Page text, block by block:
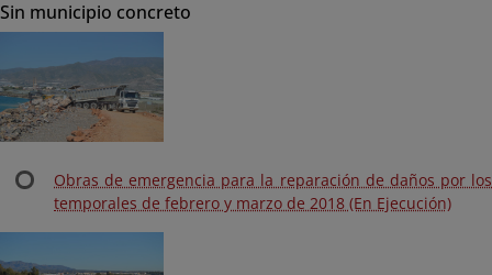
Sin municipio concreto
Obras de emergencia para la reparación de daños por los
temporales de febrero y marzo de 2018 (En Ejecución)